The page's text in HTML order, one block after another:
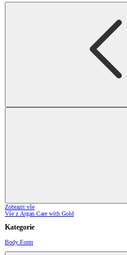
Zobrazit vše
Vše z Argan Care with Gold
Kategorie
Body Form